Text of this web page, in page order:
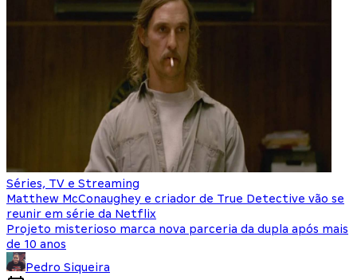
Séries, TV e Streaming
Matthew McConaughey e criador de True Detective vão se
reunir em série da Netflix
Projeto misterioso marca nova parceria da dupla após mais
de 10 anos
Pedro Siqueira